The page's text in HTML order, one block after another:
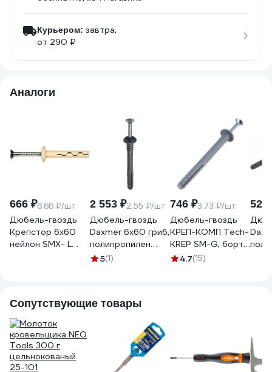
Курьером: завтра,
от 290 ₽
Аналоги
666 ₽6.66 ₽/шт
Дюбель-гвоздь
Крепстор 6х60
нейлон SMX- L
2 553 ₽2.55 ₽/шт
Дюбель-гвоздь
Daxmer 6x60 гриб,
полипропилен
1000 шт
5(1)
746 ₽3.73 ₽/шт
Дюбель-гвоздь
КРЕП-КОМП Tech-
KREP SM-G, борт
грибовидный 6х60
4.7(15)
527
Сопутствующие товары